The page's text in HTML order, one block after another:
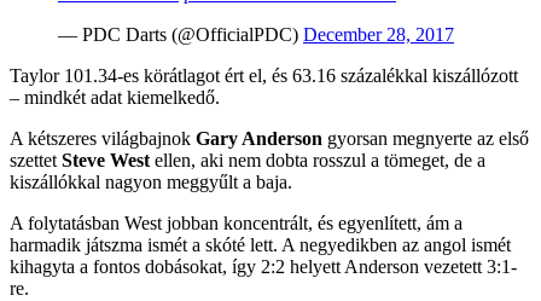
— PDC Darts (@OfficialPDC) December 28, 2017
Taylor 101.34-es körátlagot ért el, és 63.16 százalékkal kiszállózott
– mindkét adat kiemelkedő.
A kétszeres világbajnok Gary Anderson gyorsan megnyerte az első
szettet Steve West ellen, aki nem dobta rosszul a tömeget, de a
kiszállókkal nagyon meggyűlt a baja.
A folytatásban West jobban koncentrált, és egyenlített, ám a
harmadik játszma ismét a skóté lett. A negyedikben az angol ismét
kihagyta a fontos dobásokat, így 2:2 helyett Anderson vezetett 3:1-
re.